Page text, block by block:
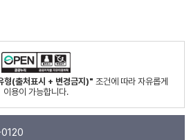
형(출처표시 + 변경금지)" 조건에 따라 자유롭게
이용이 가능합니다.